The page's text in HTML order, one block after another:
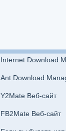
Internet Download
Ant Download
Y2Mate Веб-сайт
FB2Mate Веб-сайт